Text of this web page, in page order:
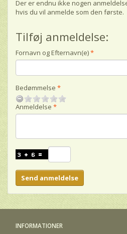
Der er endnu ikke nogen
hvis du vil anmelde som den første.
Tilføj anmeldelse:
Fornavn og Efternavn(e)
Bedømmelse
Anmeldelse
Send anmeldelse
INFORMATIONER